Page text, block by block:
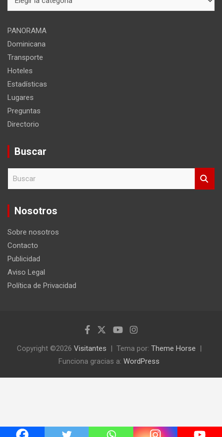
del
PANORAMA
Dominicana
Transporte
Hoteles
Estadísticas
Lugares
Preguntas
Directorio
Buscar
c
Nosotros
Sobre nosotros
Contacto
Publicidad
Aviso Legal
Política de Privacidad
Copyright ©2026 Visitantes Tema por: Theme Horse
Funciona gracias a: WordPress